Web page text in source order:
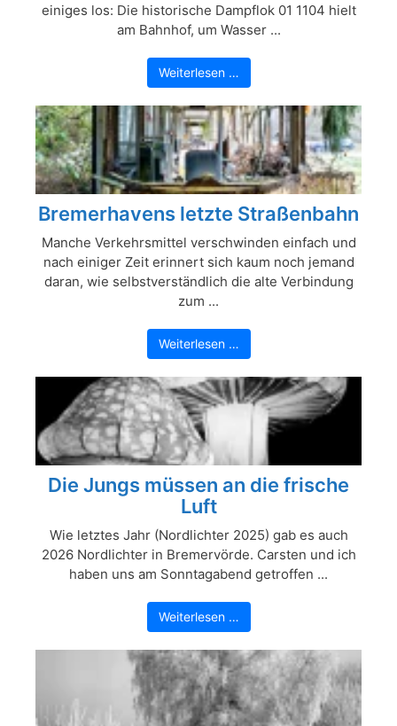
einiges los: Die historische Dampflok 01 1104 hielt
am Bahnhof, um Wasser ...
Weiterlesen …
Bremerhavens letzte Straßenbahn
Manche Verkehrsmittel verschwinden einfach und
nach einiger Zeit erinnert sich kaum noch jemand
daran, wie selbstverständlich die alte Verbindung
zum ...
Weiterlesen …
Die Jungs müssen an die frische
Luft
Wie letztes Jahr (Nordlichter 2025) gab es auch
2026 Nordlichter in Bremervörde. Carsten und ich
haben uns am Sonntagabend getroffen ...
Weiterlesen …